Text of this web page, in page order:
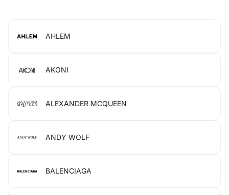
AHLEM
AKONI
ALEXANDER MCQUEEN
ANDY WOLF
BALENCIAGA